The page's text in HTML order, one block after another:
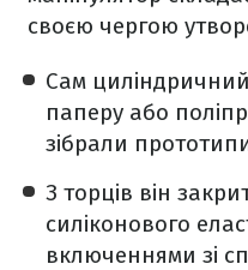
своєю чергою
Сам
паперу або
зібрали
З торців він
силіконового
включеннями зі